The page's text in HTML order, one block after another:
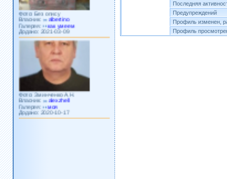
Фото: Без опису
Власник:
albertino
Галерея:
как умеем
Додано: 2021-03-09
Власник:
alexzhell
Галерея:
моя
Додано: 2020-10-17
Последняя
Предупреждений
Профиль изменен,
Профиль